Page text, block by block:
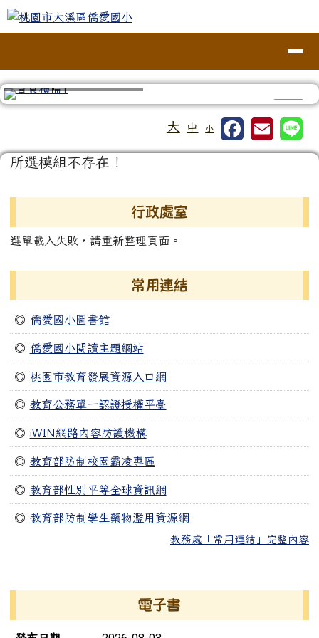
跳至主內容區
桃園市大溪區僑愛國小
大 中 小
主內容區域
所選模組不存在！
行政處室
選單載入失敗，請重新整理頁面。
常用連結
◎ 僑愛國小圖書館
◎ 僑愛國小閱讀主題網站
◎ 桃園市教育發展資源入口網
◎ 教育公務單一認證授權平臺
◎ iWIN網路內容防護機構
◎ 教育部防制校園霸凌專區
◎ 教育部性別平等全球資訊網
◎ 教育部防制學生藥物濫用資源網
教務處「常用連結」完整內容
電子書
電子書列表
頁尾區域